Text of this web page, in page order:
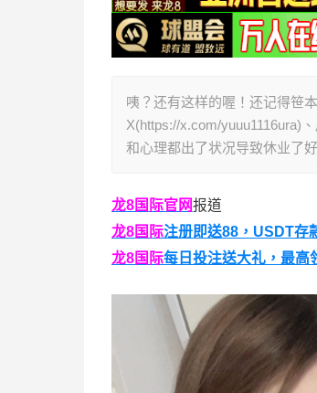
咦？还有这样的喔！还记得笹
X(https://x.com/yuuu1116ura)
和心理都出了状况导致休业了
龙8国际官网报道
龙8国际注册即送88， USDT存
龙8国际每日投注送大礼，最高